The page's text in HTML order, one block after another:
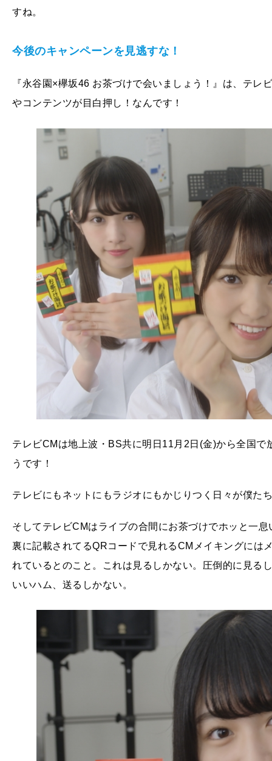
すね。
今後のキャンペーンを見逃すな！
『永谷園×欅坂46 お茶づけで会いましょう！』は、テ
やコンテンツが目白押し！なんです！
テレビCMは地上波・BS共に明日11月2日(金)から全国
うです！
テレビにもネットにもラジオにもかじりつく日々が僕た
そしてテレビCMはライブの合間にお茶づけでホッと一
裏に記載されてるQRコードで見れるCMメイキングには
れているとのこと。これは見るしかない。圧倒的に見る
いいハム、送るしかない。